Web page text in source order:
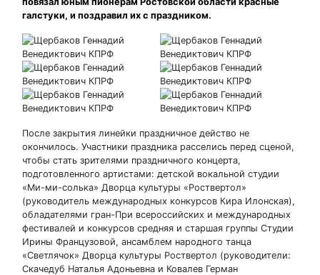
галстуки, и поздравил их с праздником.
После закрытия линейки праздничное действо не
окончилось. Участники праздника расселись перед сценой,
чтобы стать зрителями праздничного концерта,
подготовленного артистами: детской вокальной студии
«Ми-ми-солька» Дворца культуры «Роствертол»
(руководитель международных конкурсов Кира Илонская),
обладателями гран-При всероссийских и международных
фестивалей и конкурсов средняя и старшая группы Студии
Ирины Французовой, ансамблем народного танца
«Светлячок» Дворца культуры Роствертол (руководители:
Скачедуб Наталья Адоньевна и Ковалев Герман